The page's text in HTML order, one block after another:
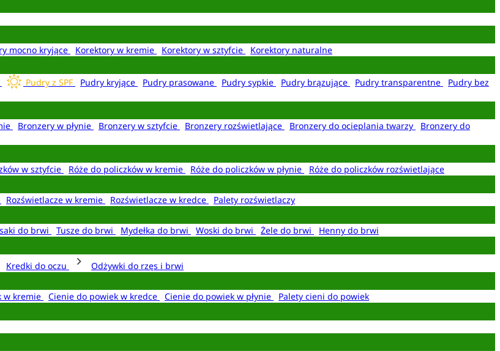
mocno kryjące Korektory w kremie Korektory w sztyfcie
Korektory naturalne
Pudry z SPF Pudry kryjące Pudry prasowane Pudry sypkie Pudry brązujące Pudry transparentne
Pudry bez
Bronzery w płynie Bronzery w sztyfcie Bronzery rozświetlające Bronzery do ocieplania twarzy
Bronzery do
w sztyfcie Róże do policzków w kremie Róże do policzków w płynie
Róże do policzków rozświetlające
Rozświetlacze w kremie Rozświetlacze w kredce
Palety rozświetlaczy
do brwi Tusze do brwi Mydełka do brwi Woski do brwi Żele do brwi
Henny do brwi
Kredki do oczu
Odżywki do rzęs i brwi
w kremie Cienie do powiek w kredce Cienie do powiek w płynie
Palety cieni do powiek